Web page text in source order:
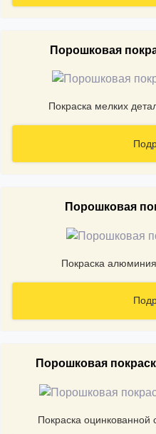
Порошковая
Покраска мелких
Порошковая
Покраска
Порошковая
Покраска оцинкованной